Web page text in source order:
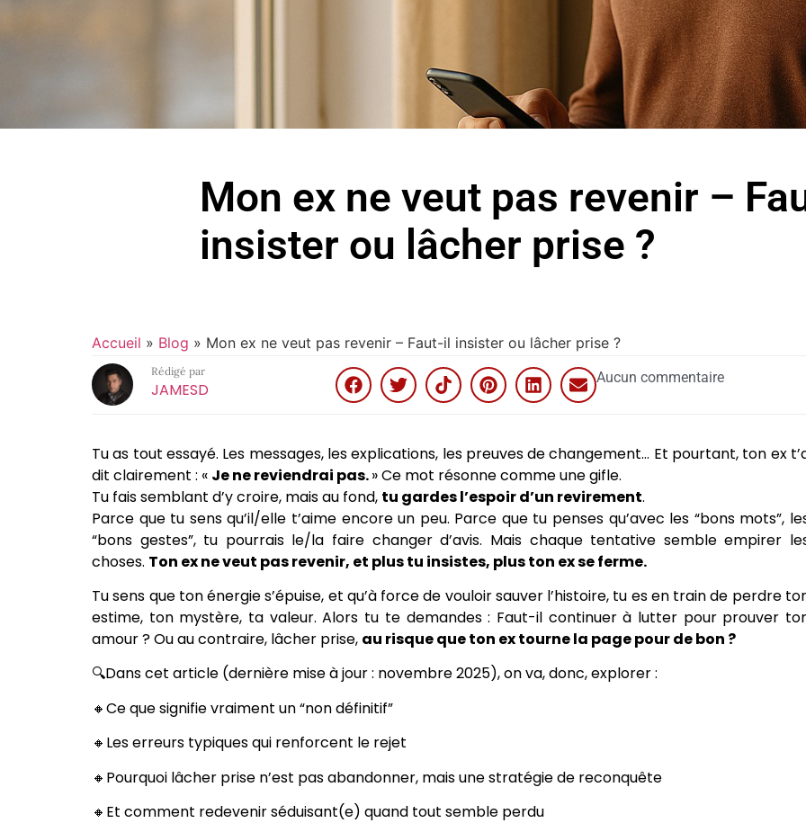
Mon ex ne veut pas revenir –
insister ou lâcher prise ?
Accueil » Blog » Mon ex ne veut pas revenir – Faut-il insister ou lâcher prise ?
Rédigé par
JAMESD
Aucun commentaire
Tu as tout essayé. Les messages, les explications, les preuves de changement… Et pourtant, ton ex
dit clairement : « Je ne reviendrai pas.» Ce mot résonne comme une gifle.
Tu fais semblant d’y croire, mais au fond, tu gardes l’espoir d’un revirement.
Parce que tu sens qu’il/elle t’aime encore un peu. Parce que tu penses qu’avec les “bons mots”,
“bons gestes”, tu pourrais le/la faire changer d’avis. Mais chaque tentative semble empirer
choses. Ton ex ne veut pas revenir, et plus tu insistes, plus ton ex se ferme.
Tu sens que ton énergie s’épuise, et qu’à force de vouloir sauver l’histoire, tu es en train de perdre
estime, ton mystère, ta valeur. Alors tu te demandes : Faut-il continuer à lutter pour prouver
amour ? Ou au contraire, lâcher prise, au risque que ton ex tourne la page pour de bon ?
🔍Dans cet article (dernière mise à jour : novembre 2025), on va, donc, explorer :
🔸Ce que signifie vraiment un “non définitif”
🔸Les erreurs typiques qui renforcent le rejet
🔸Pourquoi lâcher prise n’est pas abandonner, mais une stratégie de reconquête
🔸Et comment redevenir séduisant(e) quand tout semble perdu